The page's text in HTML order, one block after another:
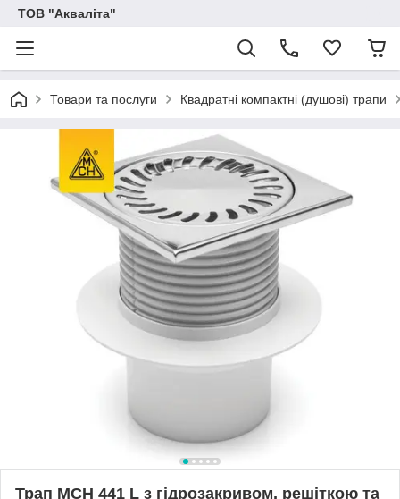
ТОВ "Акваліта"
Товари та послуги Квадратні компактні (душові) трапи
Трап MCH 441 L з гідрозакривом, решіткою та